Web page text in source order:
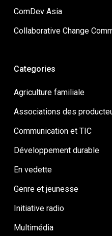
ComDev Asia
Collaborative Change
Categories
Agriculture familiale
Associations des
Communication et TIC
Développement durable
En vedette
Genre et jeunesse
Initiative radio
Multimédia